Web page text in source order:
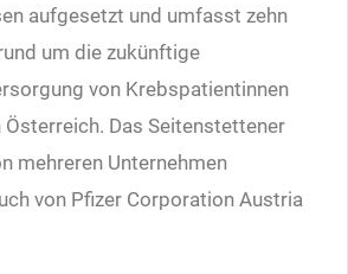
aufgesetzt und umfasst zehn
um die zukünftige
von Krebspatientinnen
Österreich. Das Seitenstettener
mehreren Unternehmen
von Pfizer Corporation Austria